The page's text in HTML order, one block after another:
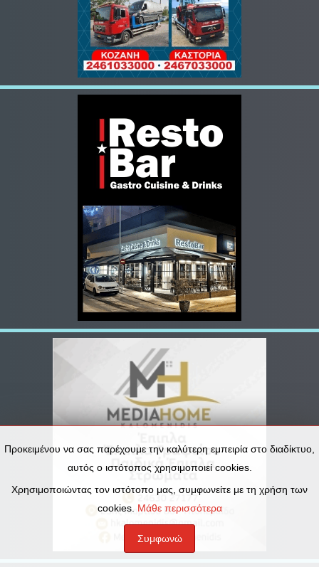
Προκειμένου να σας παρέχουμε την καλύτερη εμπειρία στο διαδίκτυο,
αυτός ο ιστότοπος χρησιμοποιεί cookies.
Χρησιμοποιώντας τον ιστότοπο μας, συμφωνείτε με τη χρήση των
cookies. Μάθε περισσότερα
Συμφωνώ